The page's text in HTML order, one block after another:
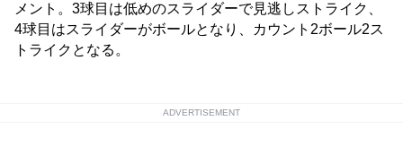
メント。3球目は低めのスライダーで見逃しストライク、
4球目はスライダーがボールとなり、カウント2ボール2ス
トライクとなる。
ADVERTISEMENT